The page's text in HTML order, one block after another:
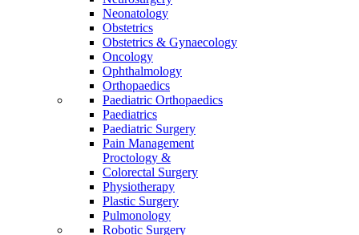
Neonatology
Obstetrics
Obstetrics & Gynaecology
Oncology
Ophthalmology
Orthopaedics
Paediatric Orthopaedics
Paediatrics
Paediatric Surgery
Pain Management
Proctology &
Colorectal Surgery
Physiotherapy
Plastic Surgery
Pulmonology
Robotic Surgery